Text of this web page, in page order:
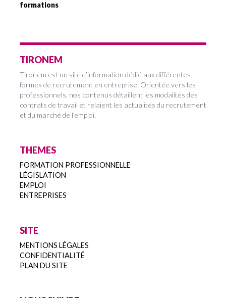
formations
TIRONEM
Tironem est un site d’information dédié aux différentes
formes de recrutement en entreprise. Orientée vers les
professionnels, nos contenus détaillent les modalités des
contrats de travail et relaient les actualités du recrutement
et du marché de l’emploi.
THEMES
FORMATION PROFESSIONNELLE
LÉGISLATION
EMPLOI
ENTREPRISES
SITE
MENTIONS LÉGALES
CONFIDENTIALITÉ
PLAN DU SITE